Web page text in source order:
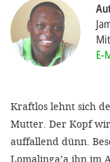
E-
Kraftlos lehnt sich
Mutter. Der Kopf
auffallend dünn.
Lomalinga’a ihn im